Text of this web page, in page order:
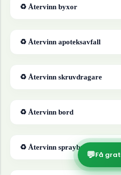
♻ Återvinn byxor
♻ Återvinn apoteksavfall
♻ Återvinn skruvdragare
♻ Återvinn bord
♻ Återvinn sprayburkar
💬Få